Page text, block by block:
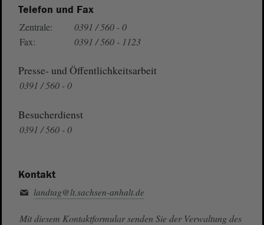
Telefon und Fax
Zentrale:
0391 / 560 - 0
Fax:
0391 / 560 - 1123
Presse- und Öffentlichkeitsarbeit
0391 / 560 - 0
Besucherdienst
0391 / 560 - 0
Kontakt
landtag@lt.sachsen-anhalt.de
Mit diesem Kontaktformular senden Sie der Verwaltung des